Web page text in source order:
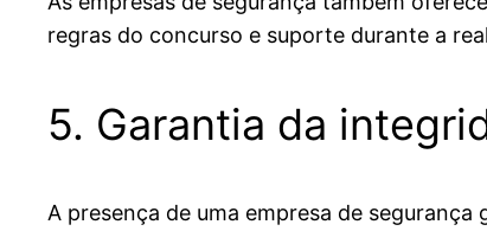
regras do concurso e suporte durante a
5. Garantia da
A presença de uma empresa de